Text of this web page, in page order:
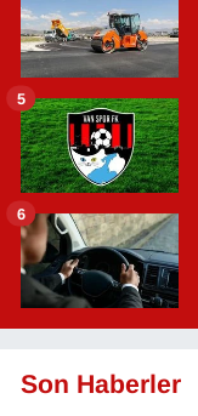
5
6
Son Haberler